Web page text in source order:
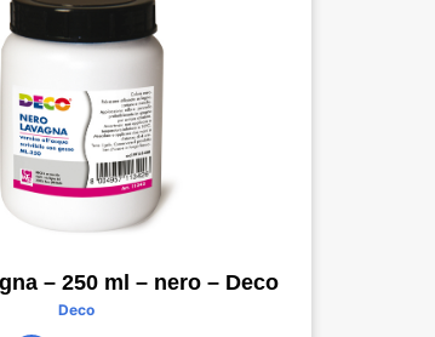
– 250 ml – nero – Deco
Deco